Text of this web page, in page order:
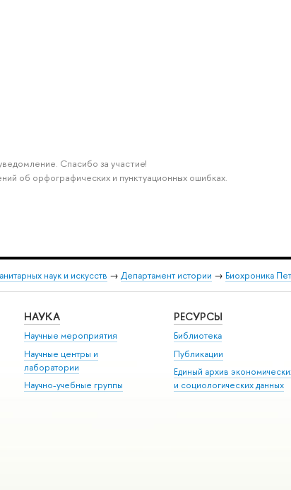
Спасибо за участие!
об орфографических и пунктуационных ошибках.
наук и искусств → Департамент истории → Биохроника
НАУКА
Научные мероприятия
Научные центры и
лаборатории
Научно-учебные группы
РЕСУРСЫ
Библиотека
Публикации
Единый архив
и социологических данных